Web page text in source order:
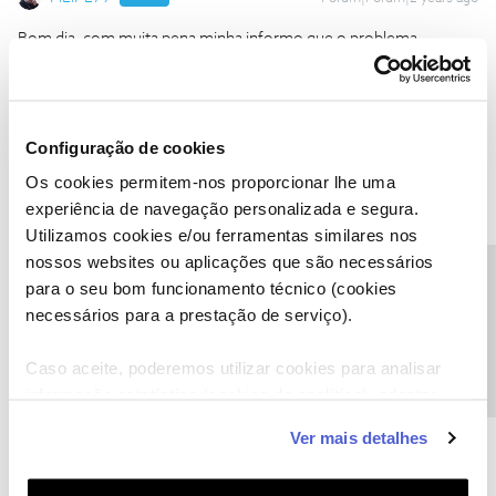
Configuração de cookies
Os cookies permitem-nos proporcionar lhe uma
experiência de navegação personalizada e segura.
Utilizamos cookies e/ou ferramentas similares nos
nossos websites ou aplicações que são necessários
para o seu bom funcionamento técnico (cookies
necessários para a prestação de serviço).
Caso aceite, poderemos utilizar cookies para analisar
funcionalidades (cookies de personalização e
funcionalidade) e adaptar anúncios aos seus interesses
Ver mais detalhes
Bom dia, com muita pena minha informo que o problema
permanece no dia de hoje. Tornou a falhar o sinal. Obrigado
João H. Forum|Forum|2 years ago
Boa tarde @FILIPE79
A situação que reporta apenas afeta o serviço de televisão ou